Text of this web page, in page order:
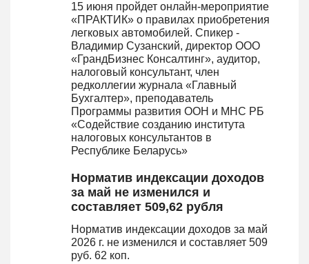
15 июня пройдет онлайн-мероприятие
«ПРАКТИК» о правилах приобретения
легковых автомобилей. Спикер -
Владимир Сузанский, директор ООО
«ГрандБизнес Консалтинг», аудитор,
налоговый консультант, член
редколлегии журнала «Главный
Бухгалтер», преподаватель
Программы развития ООН и МНС РБ
«Содействие созданию института
налоговых консультантов в
Республике Беларусь»
Норматив индексации доходов
за май не изменился и
составляет 509,62 рубля
Норматив индексации доходов за май
2026 г. не изменился и составляет 509
руб. 62 коп.